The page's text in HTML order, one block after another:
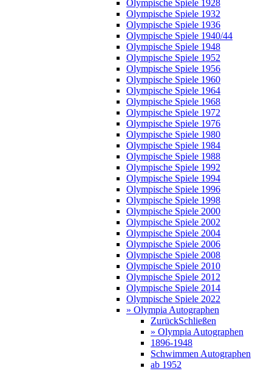
Olympische Spiele 1928
Olympische Spiele 1932
Olympische Spiele 1936
Olympische Spiele 1940/44
Olympische Spiele 1948
Olympische Spiele 1952
Olympische Spiele 1956
Olympische Spiele 1960
Olympische Spiele 1964
Olympische Spiele 1968
Olympische Spiele 1972
Olympische Spiele 1976
Olympische Spiele 1980
Olympische Spiele 1984
Olympische Spiele 1988
Olympische Spiele 1992
Olympische Spiele 1994
Olympische Spiele 1996
Olympische Spiele 1998
Olympische Spiele 2000
Olympische Spiele 2002
Olympische Spiele 2004
Olympische Spiele 2006
Olympische Spiele 2008
Olympische Spiele 2010
Olympische Spiele 2012
Olympische Spiele 2014
Olympische Spiele 2022
» Olympia Autographen
ZurückSchließen
» Olympia Autographen
1896-1948
Schwimmen Autographen
ab 1952